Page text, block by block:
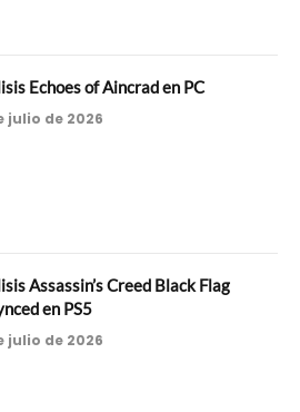
Echoes of Aincrad en PC
julio de 2026
Assassin’s Creed Black Flag
en PS5
julio de 2026